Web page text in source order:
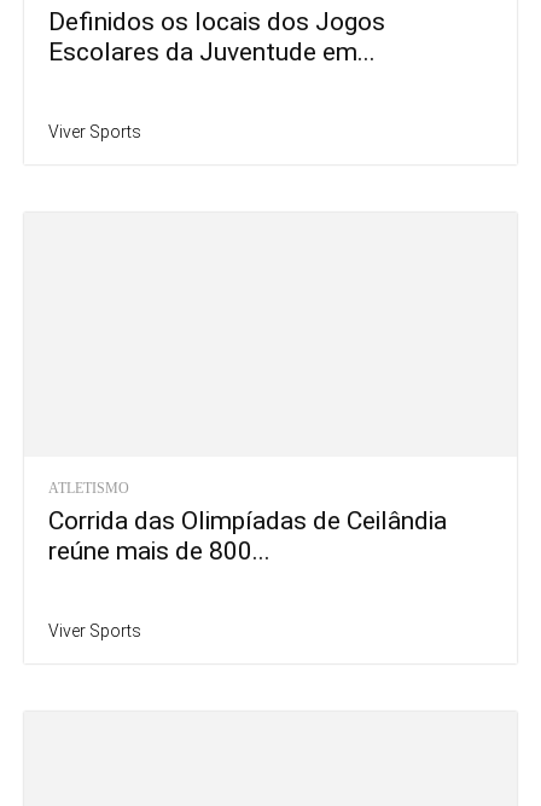
Definidos os locais dos Jogos
Escolares da Juventude em...
Viver Sports
ATLETISMO
Corrida das Olimpíadas de Ceilândia
reúne mais de 800...
Viver Sports